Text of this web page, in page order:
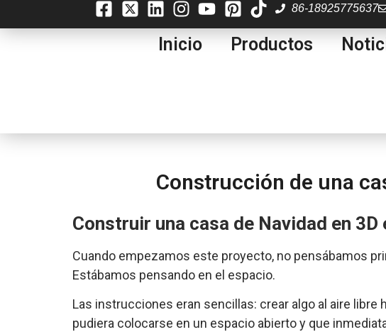
86-18925775637
Inicio Productos
Construcción de una
Construir una casa de Navidad en
Cuando empezamos este proyecto, no pensábamos
Estábamos pensando en el espacio.
Las instrucciones eran sencillas: crear algo al aire libre
pudiera colocarse en un espacio abierto y que